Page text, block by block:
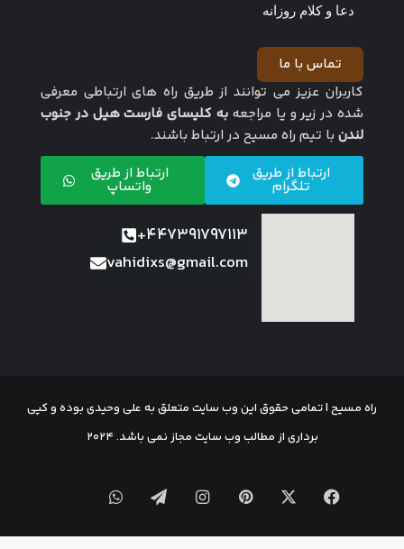
دعا و کلام روزانه
تماس با ما
کاربران عزیز می توانند از طریق راه های ارتباطی معرفی
شده در زیر و یا مراجعه به کلیسای فارست هیل در جنوب
لندن با تیم راه مسیح در ارتباط باشند.
ارتباط از طریق
تلگرام
ارتباط از طریق
واتساپ
447391797113+
vahidixs@gmail.com
راه مسیح | تمامی حقوق این وب سایت متعلق به علی وحیدی بوده و کپی
برداری از مطالب وب سایت مجاز نمی باشد. 2024